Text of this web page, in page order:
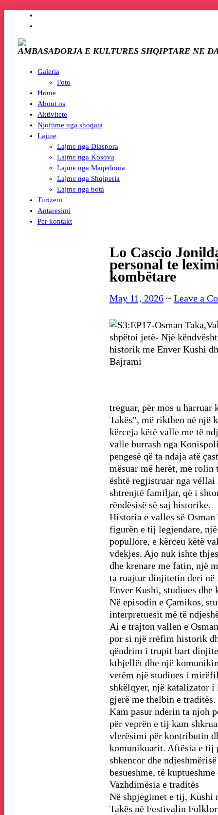
AMBASADORJA E KULTURES SHQIPTARE NE
Galeria
Foto
Home
About os
Aktivitete
Njoftime nga shoqata
Lajme
Lajme nga Diaspora
Lajme nga Kosova
Lajme nga Maqedonia
Lajme nga Shqiperia
Lajme nga bota
Turizem
Antaresimi
Per kontakt
Lo Cascio
personal te
kombëtare
May 11, 2026 ~ Leave a
treguar, për mos u harruar
Takës”, më rikthen në një
kërceja këtë valle me të
valle burrash nga
pengesë që ta ndaja atë
mësuar më herët, me rolin
është regjistruar nga
shtrenjtë familjar, që i
rëndësisë së saj historike.
Historia e valles së Osman
figurën e tij legjendare,
popullore, e kërceu këtë
vdekjes. Ajo nuk ishte
dhe krenare me fatin, një
ta ruajtur dinjitetin deri në
Enver Kushi, studiues dhe
Në episodin e Çamikos,
interpretuesit më të
Ai e trajton vallen e
por si një rrëfim historik
qëndrim i trupit bart
kthjellët dhe një
vetëm një studiues i
shkëlqyer, një katalizator
gjerë me thelbin e traditës.
Kam pasur nderin ta njoh
për veprën e tij kam
vlerësimi për kontributin
komunikuarit. Aftësia e tij
shkencor dhe
besueshme, të
Vazhdimësia e traditës
Në shpjegimet e tij, Kushi
Takës në Festivalin